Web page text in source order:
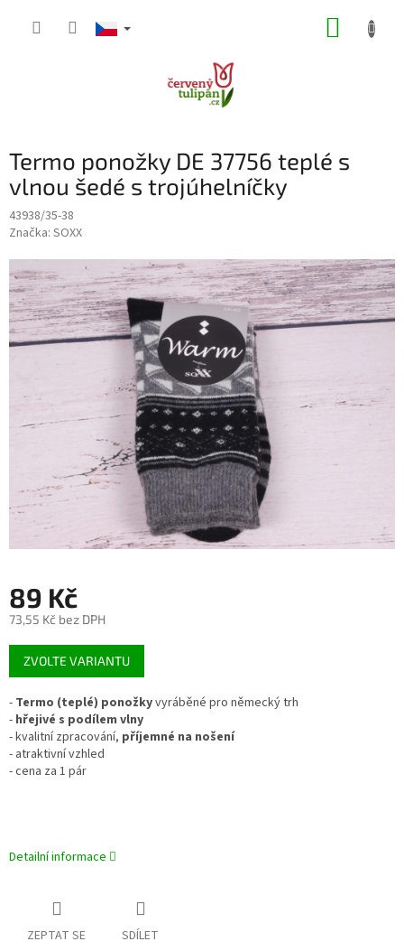
Termo ponožky DE 37756 teplé s
vlnou šedé s trojúhelníčky
43938/35-38
Značka: SOXX
89 Kč
73,55 Kč bez DPH
Měrná
cena:
ZVOLTE VARIANTU
- Termo (teplé) ponožkyvyráběné pro německý trh
- hřejivé s podílem vlny
- kvalitní zpracování, příjemné na nošení
- atraktivní vzhled
- cena za 1 pár
Detailní informace
ZEPTAT SE SDÍLET